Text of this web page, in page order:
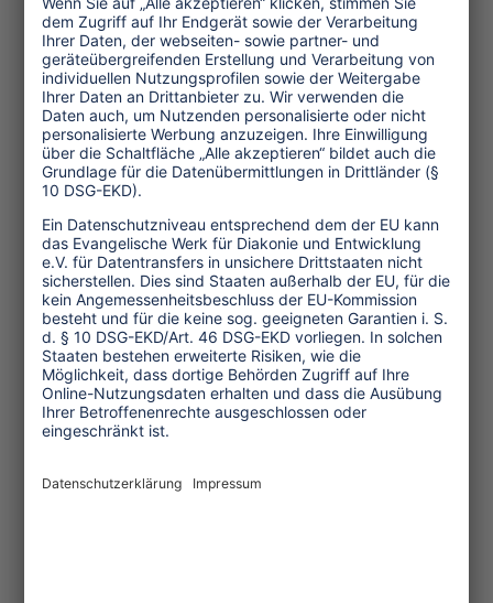
Geld drei Tage unserer Zeit opfern? Das
lohnt sich nicht.” Was sie erwarteten
war etwa das Dreifache. Stephan sagte,
das sei schlicht nicht möglich, denn er
müsse sich an den Tagessatz halten, den
die männlichen Tourguides im Dorf
festgelegt hatten.
Daraufhin hielten wir bei mir zuhause
ein Treffen ab, um das Problem zu
diskutieren: Der Tagessatz für die
Trekking-Teams wird von den Männern
für die Männer festgelegt. Doch die Zeit
einer Frau ist eigentlich mehr wert, als
die Zeit eines Mannes. Wenn die
Männer Zeit haben, eine Wanderung zu
Arbeitsbelastung im Haushalt aber